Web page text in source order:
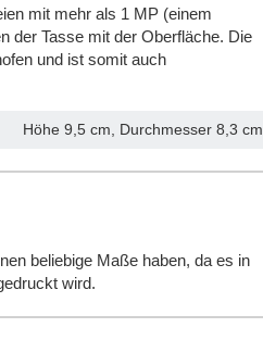
mit mehr als 1 MP (einem
der Tasse mit der Oberfläche. Die
und ist somit auch
Höhe 9,5 cm, Durchmesser 8,3 cm
beliebige Maße haben, da es in
wird.